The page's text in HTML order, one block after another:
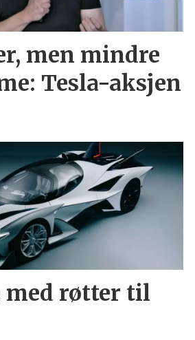
men mindre
Tesla-aksjen
røtter til